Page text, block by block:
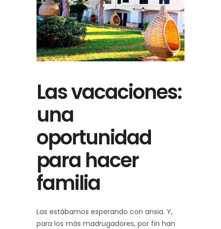
Las vacaciones:
una
oportunidad
para hacer
familia
Las estábamos esperando con ansia. Y,
para los más madrugadores, por fin han